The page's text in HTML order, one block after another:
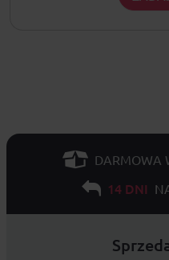
DARMOWA
14 DNI